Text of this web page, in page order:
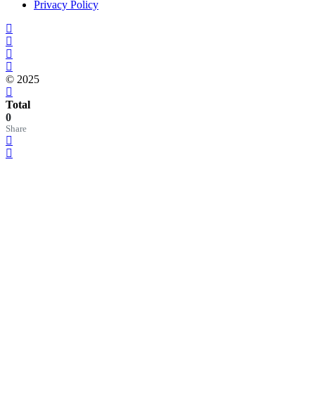
Privacy Policy
© 2025
Total
0
Share